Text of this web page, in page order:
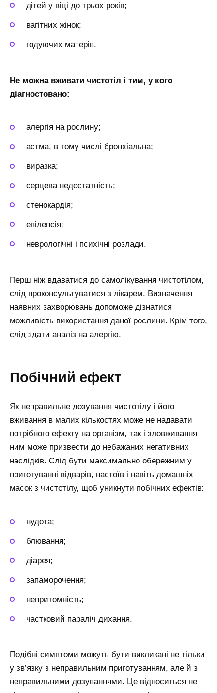
дітей у віці до трьох років;
вагітних жінок;
годуючих матерів.
Не можна вживати чистотіл і тим, у кого
діагностовано:
алергія на рослину;
астма, в тому числі бронхіальна;
виразка;
серцева недостатність;
стенокардія;
епілепсія;
неврологічні і психічні розлади.
Перш ніж вдаватися до самолікування чистотілом,
слід проконсультуватися з лікарем. Визначення
наявних захворювань допоможе дізнатися
можливість використання даної рослини. Крім того,
слід здати аналіз на алергію.
Побічний ефект
Як неправильне дозування чистотілу і його
вживання в малих кількостях може не надавати
потрібного ефекту на організм, так і зловживання
ним може призвести до небажаних негативних
наслідків. Слід бути максимально обережним у
приготуванні відварів, настоїв і навіть домашніх
масок з чистотілу, щоб уникнути побічних ефектів:
нудота;
блювання;
діарея;
запаморочення;
непритомність;
частковий параліч дихання.
Подібні симптоми можуть бути викликані не тільки
у зв’язку з неправильним приготуванням, але й з
неправильними дозуваннями. Це відноситься не